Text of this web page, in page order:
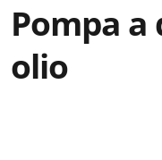
Pompa
olio